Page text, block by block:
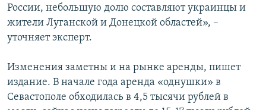
России, небольшую долю составляют украинцы и
жители Луганской и Донецкой областей», –
уточняет эксперт.
Изменения заметны и на рынке аренды, пишет
издание. В начале года аренда «однушки» в
Севастополе обходилась в 4,5 тысячи рублей в